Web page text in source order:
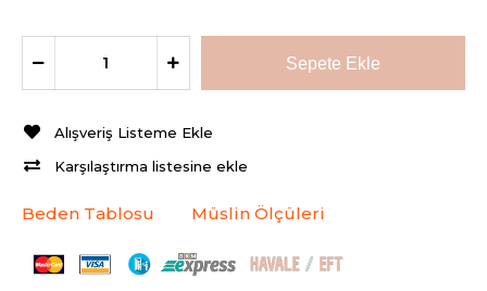
Alışveriş Listeme Ekle
Karşılaştırma listesine ekle
Beden Tablosu Müslin Ölçüleri